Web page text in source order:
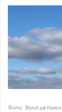
Фото: Вологда-поиск